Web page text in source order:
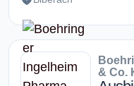
& Co.